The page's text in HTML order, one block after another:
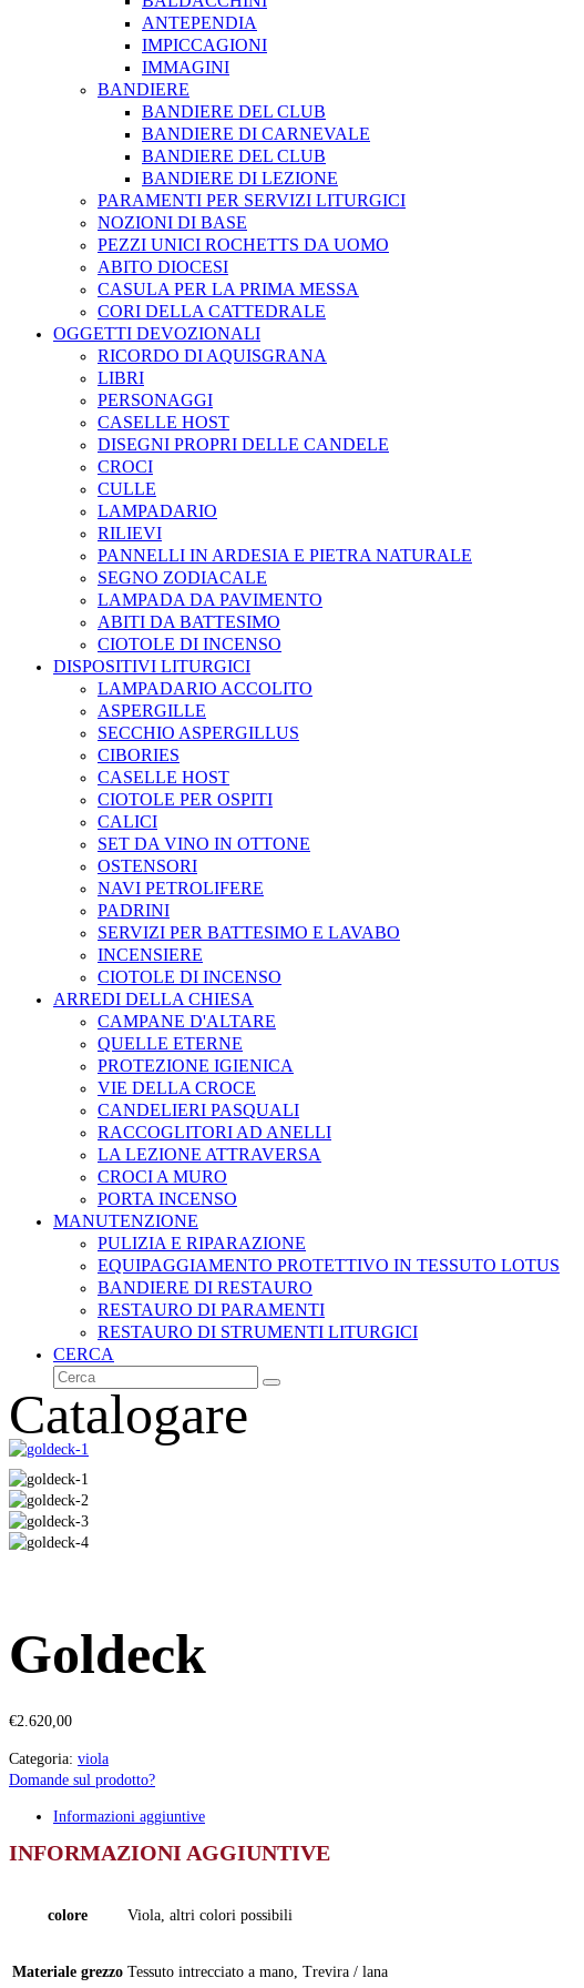
ANTEPENDIA
IMPICCAGIONI
IMMAGINI
BANDIERE
BANDIERE DEL CLUB
BANDIERE DI CARNEVALE
BANDIERE DEL CLUB
BANDIERE DI LEZIONE
PARAMENTI PER SERVIZI LITURGICI
NOZIONI DI BASE
PEZZI UNICI ROCHETTS DA UOMO
ABITO DIOCESI
CASULA PER LA PRIMA MESSA
CORI DELLA CATTEDRALE
OGGETTI DEVOZIONALI
RICORDO DI AQUISGRANA
LIBRI
PERSONAGGI
CASELLE HOST
DISEGNI PROPRI DELLE CANDELE
CROCI
CULLE
LAMPADARIO
RILIEVI
PANNELLI IN ARDESIA E PIETRA NATURALE
SEGNO ZODIACALE
LAMPADA DA PAVIMENTO
ABITI DA BATTESIMO
CIOTOLE DI INCENSO
DISPOSITIVI LITURGICI
LAMPADARIO ACCOLITO
ASPERGILLE
SECCHIO ASPERGILLUS
CIBORIES
CASELLE HOST
CIOTOLE PER OSPITI
CALICI
SET DA VINO IN OTTONE
OSTENSORI
NAVI PETROLIFERE
PADRINI
SERVIZI PER BATTESIMO E LAVABO
INCENSIERE
CIOTOLE DI INCENSO
ARREDI DELLA CHIESA
CAMPANE D'ALTARE
QUELLE ETERNE
PROTEZIONE IGIENICA
VIE DELLA CROCE
CANDELIERI PASQUALI
RACCOGLITORI AD ANELLI
LA LEZIONE ATTRAVERSA
CROCI A MURO
PORTA INCENSO
MANUTENZIONE
PULIZIA E RIPARAZIONE
EQUIPAGGIAMENTO PROTETTIVO IN TESSUTO LOTUS
BANDIERE DI RESTAURO
RESTAURO DI PARAMENTI
RESTAURO DI STRUMENTI LITURGICI
CERCA
Cerca
Invia
Catalogare
Goldeck
€2.620,00
Categoria: viola
Domande sul prodotto?
Informazioni aggiuntive
INFORMAZIONI AGGIUNTIVE
colore Viola, altri colori possibili
Materiale grezzo Tessuto intrecciato a mano, Trevira / lana